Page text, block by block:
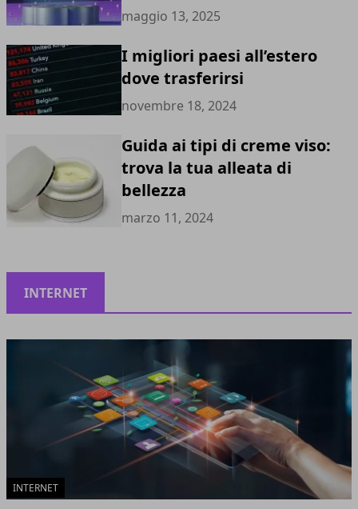
maggio 13, 2025
I migliori paesi all’estero
dove trasferirsi
novembre 18, 2024
Guida ai tipi di creme viso:
trova la tua alleata di
bellezza
marzo 11, 2024
INTERNET
INTERNET